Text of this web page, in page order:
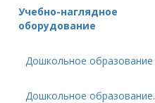
Учебно-наглядное
оборудование
Дошкольное образование
Дошкольное образование.